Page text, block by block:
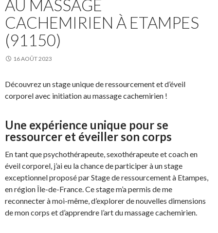
AU MASSAGE
CACHEMIRIEN À ETAMPES
(91150)
16 AOÛT 2023
Découvrez un stage unique de ressourcement et d’éveil
corporel avec initiation au massage cachemirien !
Une expérience unique pour se
ressourcer et éveiller son corps
En tant que psychothérapeute, sexothérapeute et coach en
éveil corporel, j’ai eu la chance de participer à un stage
exceptionnel proposé par Stage de ressourcement à Etampes,
en région Île-de-France. Ce stage m’a permis de me
reconnecter à moi-même, d’explorer de nouvelles dimensions
de mon corps et d’apprendre l’art du massage cachemirien.